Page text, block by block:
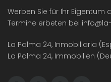
Werben Sie für Ihr Eigentum
Termine erbeten bei
La Palma 24, Inmobiliaria
La Palma 24, Immobilien